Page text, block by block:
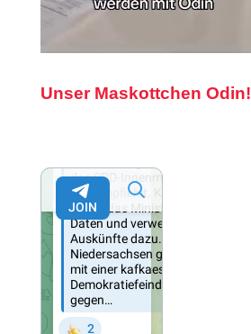
Unser Maskottchen Odin!